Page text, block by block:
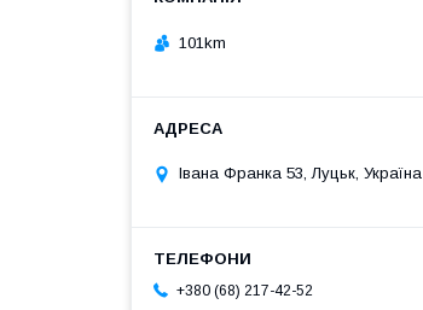
101km
Івана Франка 53, Луцьк, Україна
+380 (68) 217-42-52